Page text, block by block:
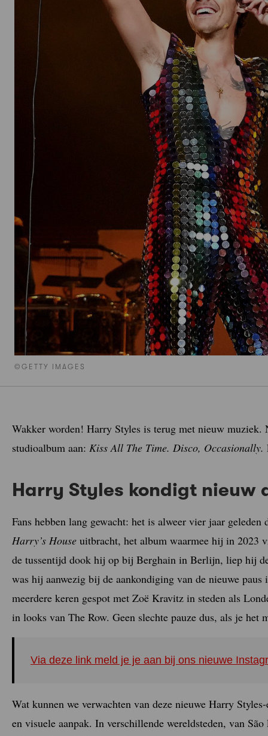
©GETTY IMAGES
Wakker worden! Harry Styles is terug met nieuw
studioalbum aan: Kiss All The Time. Disco, Occasionally.
Harry Styles kondigt nieuw
Fans hebben lang gewacht: het is alweer vier jaar
Harry’s House uitbracht, het album waarmee hij in 2023
de tussentijd dook hij op bij Berghain in Berlijn, liep hij
was hij aanwezig bij de aankondiging van de nieuwe
meerdere keren gespot met Zoë Kravitz in steden als
in looks van The Row. Geen slechte pauze dus, als je het
Via deze link meld je je aan bij ons nieuwe
Wat kunnen we verwachten van deze nieuwe Harry
en visuele aanpak. In verschillende wereldsteden, van